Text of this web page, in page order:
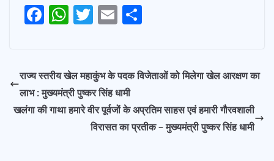
F
ac
b
o
o
W
h
s
A
p
T
w
er
E
m
l e
राज्य स्तरीय खेल महाकुंभ के पदक विजेताओं को मिलेगा खेल आरक्षण का
लाभ : मुख्यमंत्री पुष्कर सिंह धामी
खलंगा की गाथा हमारे वीर पूर्वजों के अप्रतिम साहस एवं हमारी गौरवशाली
विरासत का प्रतीक – मुख्यमंत्री पुष्कर सिंह धामी